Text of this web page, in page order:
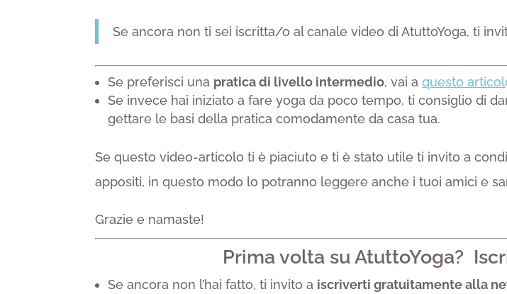
Se ancora non ti sei iscritta/o al canale video di AtuttoYoga, ti
Se preferisci una pratica di livello intermedio, vai aquesto articol
Se invece hai iniziato a fare yoga da poco tempo, ti consiglio di
gettare le basi della pratica comodamente da casa tua.
Se questo video-articolo ti è piaciuto e ti è stato utile ti invito a
appositi, in questo modo lo potranno leggere anche i tuoi amici e
Grazie e namaste!
Prima volta su AtuttoYoga?
Se ancora non l’hai fatto, ti invito a iscriverti gratuitamente alla